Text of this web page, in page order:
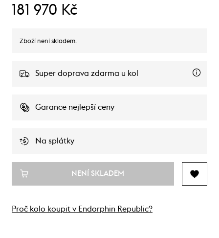
181 970 Kč
Zboží není skladem.
Super doprava zdarma u kol
Garance nejlepší ceny
Na splátky
NENÍ SKLADEM
Proč kolo koupit v Endorphin Republic?